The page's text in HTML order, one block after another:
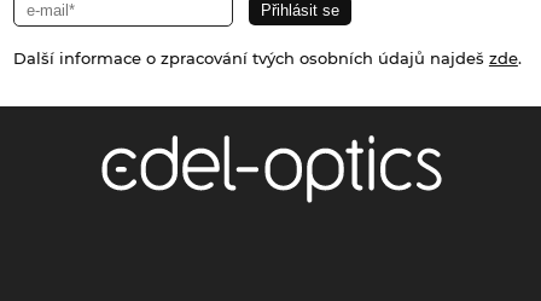
Další informace o zpracování tvých osobních údajů najdeš zde.